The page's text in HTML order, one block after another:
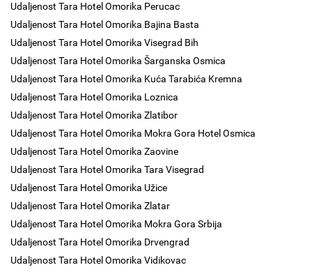
Udaljenost Tara Hotel Omorika Perucac
Udaljenost Tara Hotel Omorika Bajina Basta
Udaljenost Tara Hotel Omorika Visegrad Bih
Udaljenost Tara Hotel Omorika Šarganska Osmica
Udaljenost Tara Hotel Omorika Kuća Tarabića Kremna
Udaljenost Tara Hotel Omorika Loznica
Udaljenost Tara Hotel Omorika Zlatibor
Udaljenost Tara Hotel Omorika Mokra Gora Hotel Osmica
Udaljenost Tara Hotel Omorika Zaovine
Udaljenost Tara Hotel Omorika Tara Visegrad
Udaljenost Tara Hotel Omorika Užice
Udaljenost Tara Hotel Omorika Zlatar
Udaljenost Tara Hotel Omorika Mokra Gora Srbija
Udaljenost Tara Hotel Omorika Drvengrad
Udaljenost Tara Hotel Omorika Vidikovac